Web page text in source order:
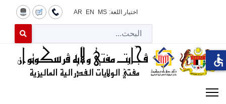
اختيار اللغة: MS
EN
AR
for results.
accessible